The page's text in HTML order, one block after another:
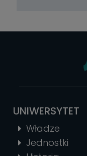
UNIWERSYTET
Władze
Jednostki